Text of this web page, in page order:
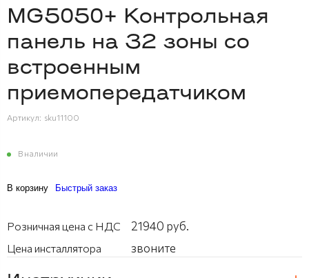
MG5050+ Контрольная
панель на 32 зоны со
встроенным
приемопередатчиком
Артикул: sku11100
В наличии
В корзину Быстрый заказ
Розничная цена с НДС 21940 руб.
Цена инсталлятора звоните